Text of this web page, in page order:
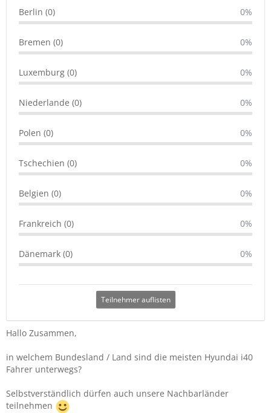
Berlin (0) 0%
Bremen (0) 0%
Luxemburg (0) 0%
Niederlande (0) 0%
Polen (0) 0%
Tschechien (0) 0%
Belgien (0) 0%
Frankreich (0) 0%
Dänemark (0) 0%
Teilnehmer auflisten
Hallo Zusammen,
in welchem Bundesland / Land sind die meisten Hyundai i40
Fahrer unterwegs?
Selbstverständlich dürfen auch unsere Nachbarländer
teilnehmen